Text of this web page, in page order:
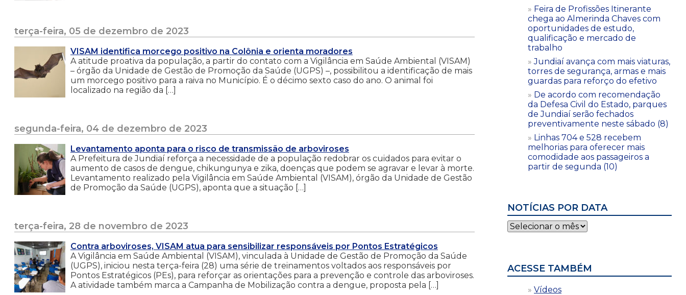
terça-feira, 05 de dezembro de 2023
VISAM identifica morcego positivo na Colônia e orienta moradores
A atitude proativa da população, a partir do contato com a Vigilância em Saúde Ambiental (VISAM)
– órgão da Unidade de Gestão de Promoção da Saúde (UGPS) –, possibilitou a identificação de mais
um morcego positivo para a raiva no Município. É o décimo sexto caso do ano. O animal foi
localizado na região da […]
segunda-feira, 04 de dezembro de 2023
Levantamento aponta para o risco de transmissão de arboviroses
A Prefeitura de Jundiaí reforça a necessidade de a população redobrar os cuidados para evitar o
aumento de casos de dengue, chikungunya e zika, doenças que podem se agravar e levar à morte.
Levantamento realizado pela Vigilância em Saúde Ambiental (VISAM), órgão da Unidade de Gestão
de Promoção da Saúde (UGPS), aponta que a situação […]
terça-feira, 28 de novembro de 2023
Contra arboviroses, VISAM atua para sensibilizar responsáveis por Pontos Estratégicos
A Vigilância em Saúde Ambiental (VISAM), vinculada à Unidade de Gestão de Promoção da Saúde
(UGPS), iniciou nesta terça-feira (28) uma série de treinamentos voltados aos responsáveis por
Pontos Estratégicos (PEs), para reforçar as orientações para a prevenção e controle das arboviroses.
A atividade também marca a Campanha de Mobilização contra a dengue, proposta pela […]
Feira de Profissões Itinerante
chega ao Almerinda Chaves com
oportunidades de estudo,
qualificação e mercado de
trabalho
Jundiaí avança com mais viaturas,
torres de segurança, armas e mais
guardas para reforço do efetivo
De acordo com recomendação
da Defesa Civil do Estado, parques
de Jundiaí serão fechados
preventivamente neste sábado (8)
Linhas 704 e 528 recebem
melhorias para oferecer mais
comodidade aos passageiros a
partir de segunda (10)
NOTÍCIAS POR DATA
Notícias
por
ACESSE TAMBÉM
Vídeos